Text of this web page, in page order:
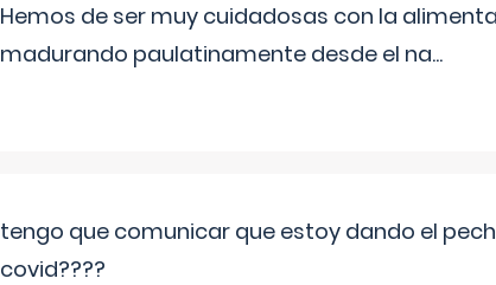
Hemos de ser muy cuidadosas con la
madurando paulatinamente desde el na...
tengo que comunicar que estoy dando el
covid????